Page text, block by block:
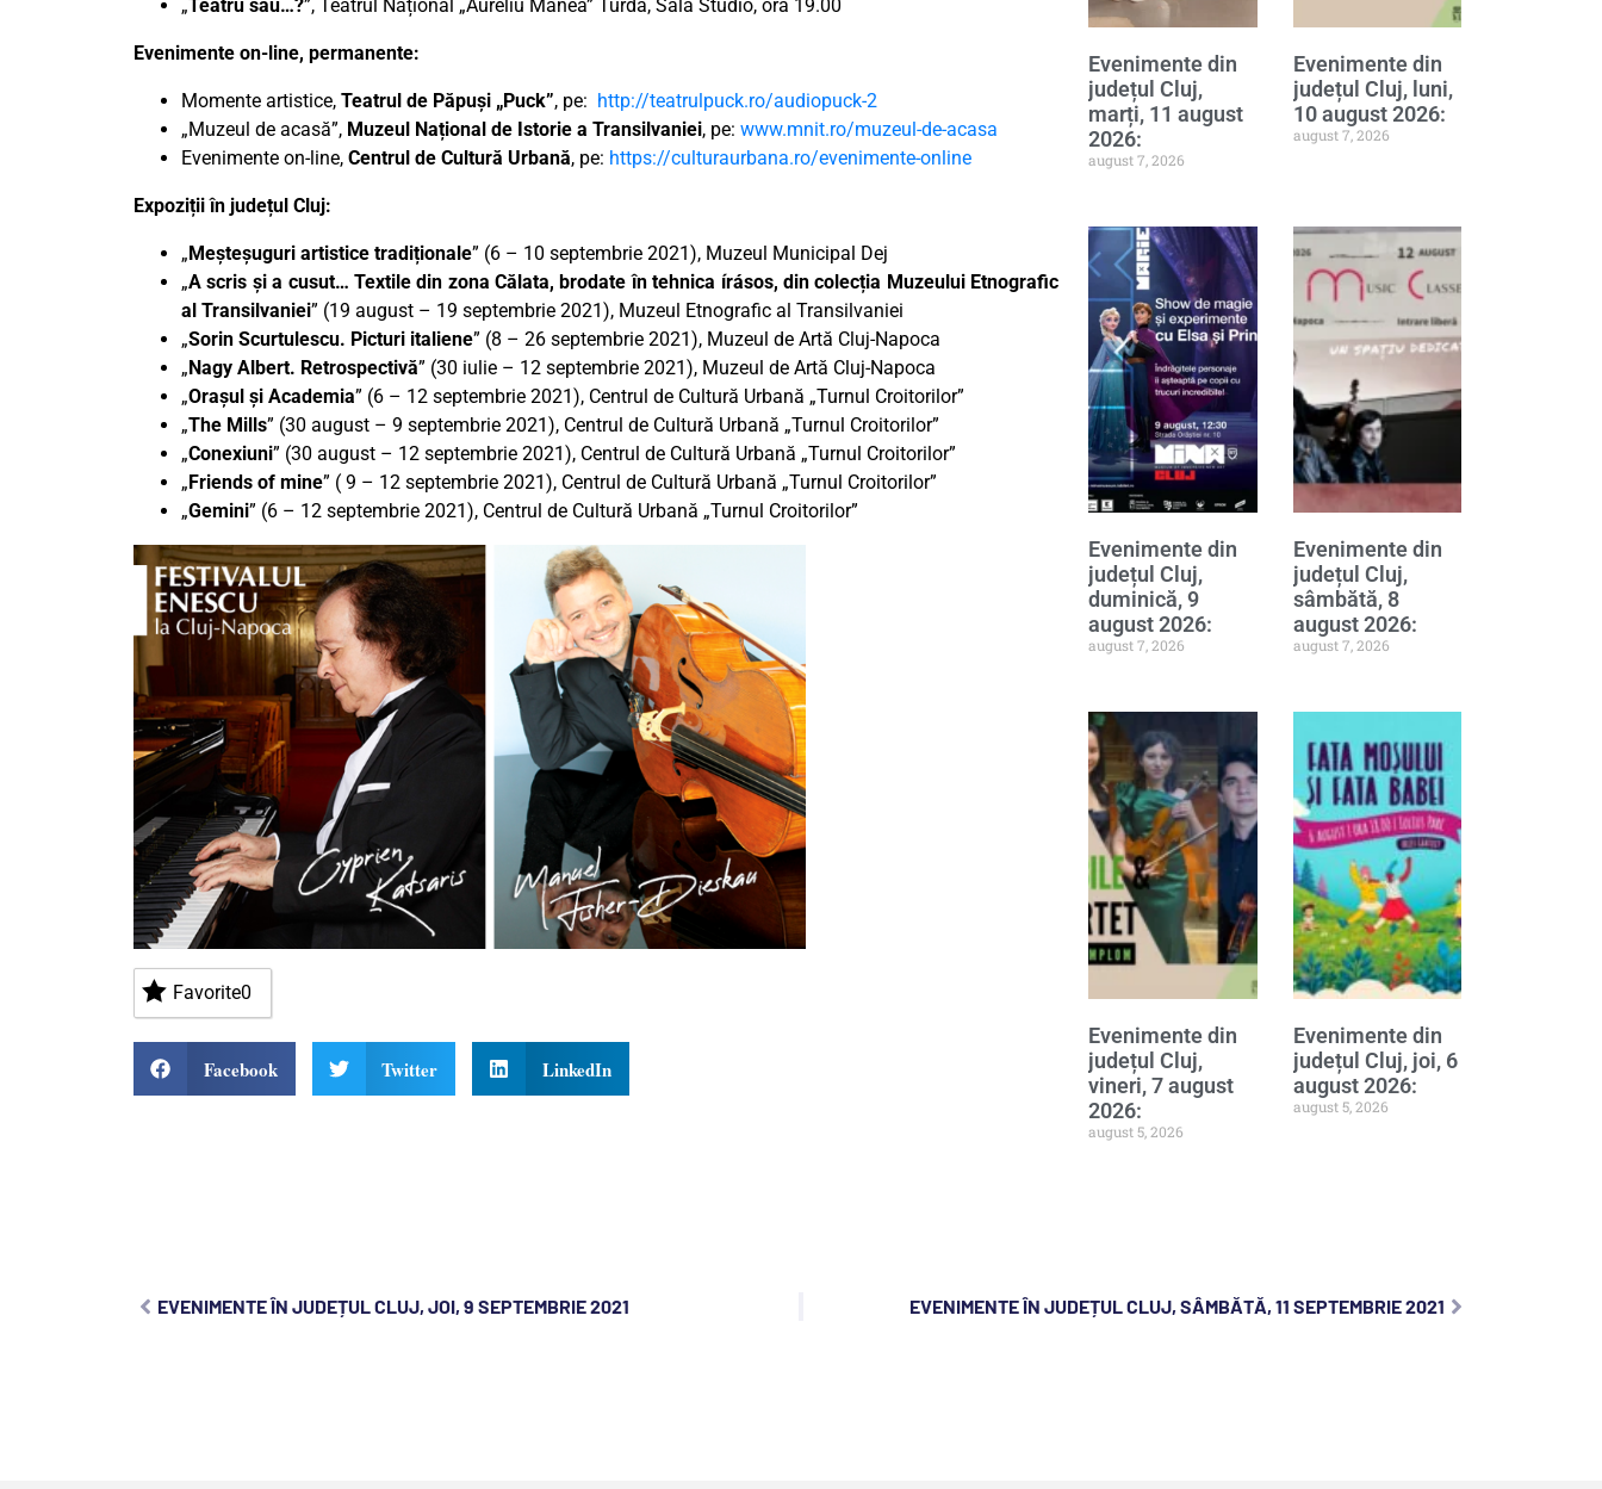
„Teatru sau…?”, Teatrul Național „Aureliu Manea” Turda, Sala Studio, ora 19.00
Evenimente on-line, permanente:
Momente artistice, Teatrul de Păpuși „Puck”, pe: http://teatrulpuck.ro/audiopuck-2
„Muzeul de acasă”, Muzeul Național de Istorie a Transilvaniei, pe: www.mnit.ro/muzeul-de-acasa
Evenimente on-line, Centrul de Cultură Urbană, pe: https://culturaurbana.ro/evenimente-online
Expoziții în județul Cluj:
„ Meșteșuguri artistice tradiționale” (6 – 10 septembrie 2021), Muzeul Municipal Dej
„A scris și a cusut… Textile din zona Călata, brodate în tehnica írásos, din colecția Muzeului Etnografic
al Transilvaniei” (19 august – 19 septembrie 2021), Muzeul Etnografic al Transilvaniei
„Sorin Scurtulescu. Picturi italiene” (8 – 26 septembrie 2021), Muzeul de Artă Cluj-Napoca
„ Nagy Albert. Retrospectivă” (30 iulie – 12 septembrie 2021), Muzeul de Artă Cluj-Napoca
„Orașul și Academia” (6 – 12 septembrie 2021), Centrul de Cultură Urbană „Turnul Croitorilor”
„The Mills” (30 august – 9 septembrie 2021), Centrul de Cultură Urbană „Turnul Croitorilor”
„Conexiuni” (30 august – 12 septembrie 2021), Centrul de Cultură Urbană „Turnul Croitorilor”
„ Friends of mine” ( 9 – 12 septembrie 2021), Centrul de Cultură Urbană „Turnul Croitorilor”
„Gemini” (6 – 12 septembrie 2021), Centrul de Cultură Urbană „Turnul Croitorilor”
Favorite0
Facebook Twitter LinkedIn
Evenimente din
județul Cluj,
marți, 11 august
2026:
august 7, 2026
Evenimente din
județul Cluj, luni,
10 august 2026:
august 7, 2026
Evenimente din
județul Cluj,
duminică, 9
august 2026:
august 7, 2026
Evenimente din
județul Cluj,
sâmbătă, 8
august 2026:
august 7, 2026
Evenimente din
județul Cluj,
vineri, 7 august
2026:
august 5, 2026
Evenimente din
județul Cluj, joi, 6
august 2026:
august 5, 2026
EVENIMENTE ÎN JUDEȚUL CLUJ, JOI, 9 SEPTEMBRIE 2021 EVENIMENTE ÎN JUDEȚUL CLUJ, SÂMBĂTĂ, 11 SEPTEMBRIE 2021